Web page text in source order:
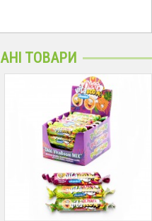
ТОВАРИ